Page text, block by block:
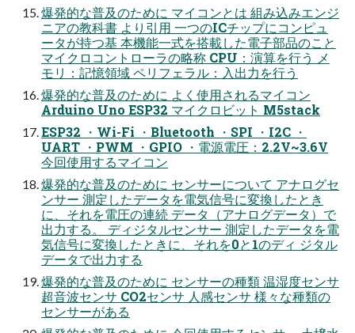
爆発的な普及のために マイコンとは 組み込みエンジ
ニアの教科書 より引用 一つのICチップにコンピュ
ータが持つ基 本機能一式を搭載した電子部品のこと
マイクロコントローラの略称 CPU：演算を行う メ
モリ：記憶領域 ペリフェラル：入出力を行う
爆発的な普及のために よく使用されるマイコン
Arduino Uno ESP32 マイクロビット M5stack
ESP32 ・Wi-Fi ・Bluetooth ・SPI ・I2C ・
UART ・PWM ・GPIO ・電源電圧：2.2V~3.6V
今回使用するマイコン
爆発的な普及のために センサーについて アナログセ
ンサー 測定したデータを電気信号に変換したとき
に、それを電圧の連続 データ（アナログデータ）で
出力する。 ディジタルセンサー 測定したデータを電
気信号に変換したときに、それを0と1のディ ジタル
データで出力する
爆発的な普及のために センサーの種類 温湿度センサ
超音波センサ CO2センサ 人感センサ 様々な種類の
センサーがある